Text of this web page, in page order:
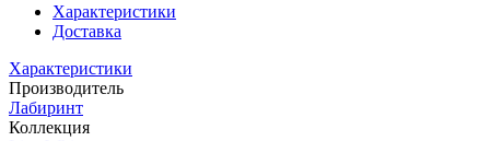
Характеристики
Доставка
Характеристики
Производитель
Лабиринт
Коллекция